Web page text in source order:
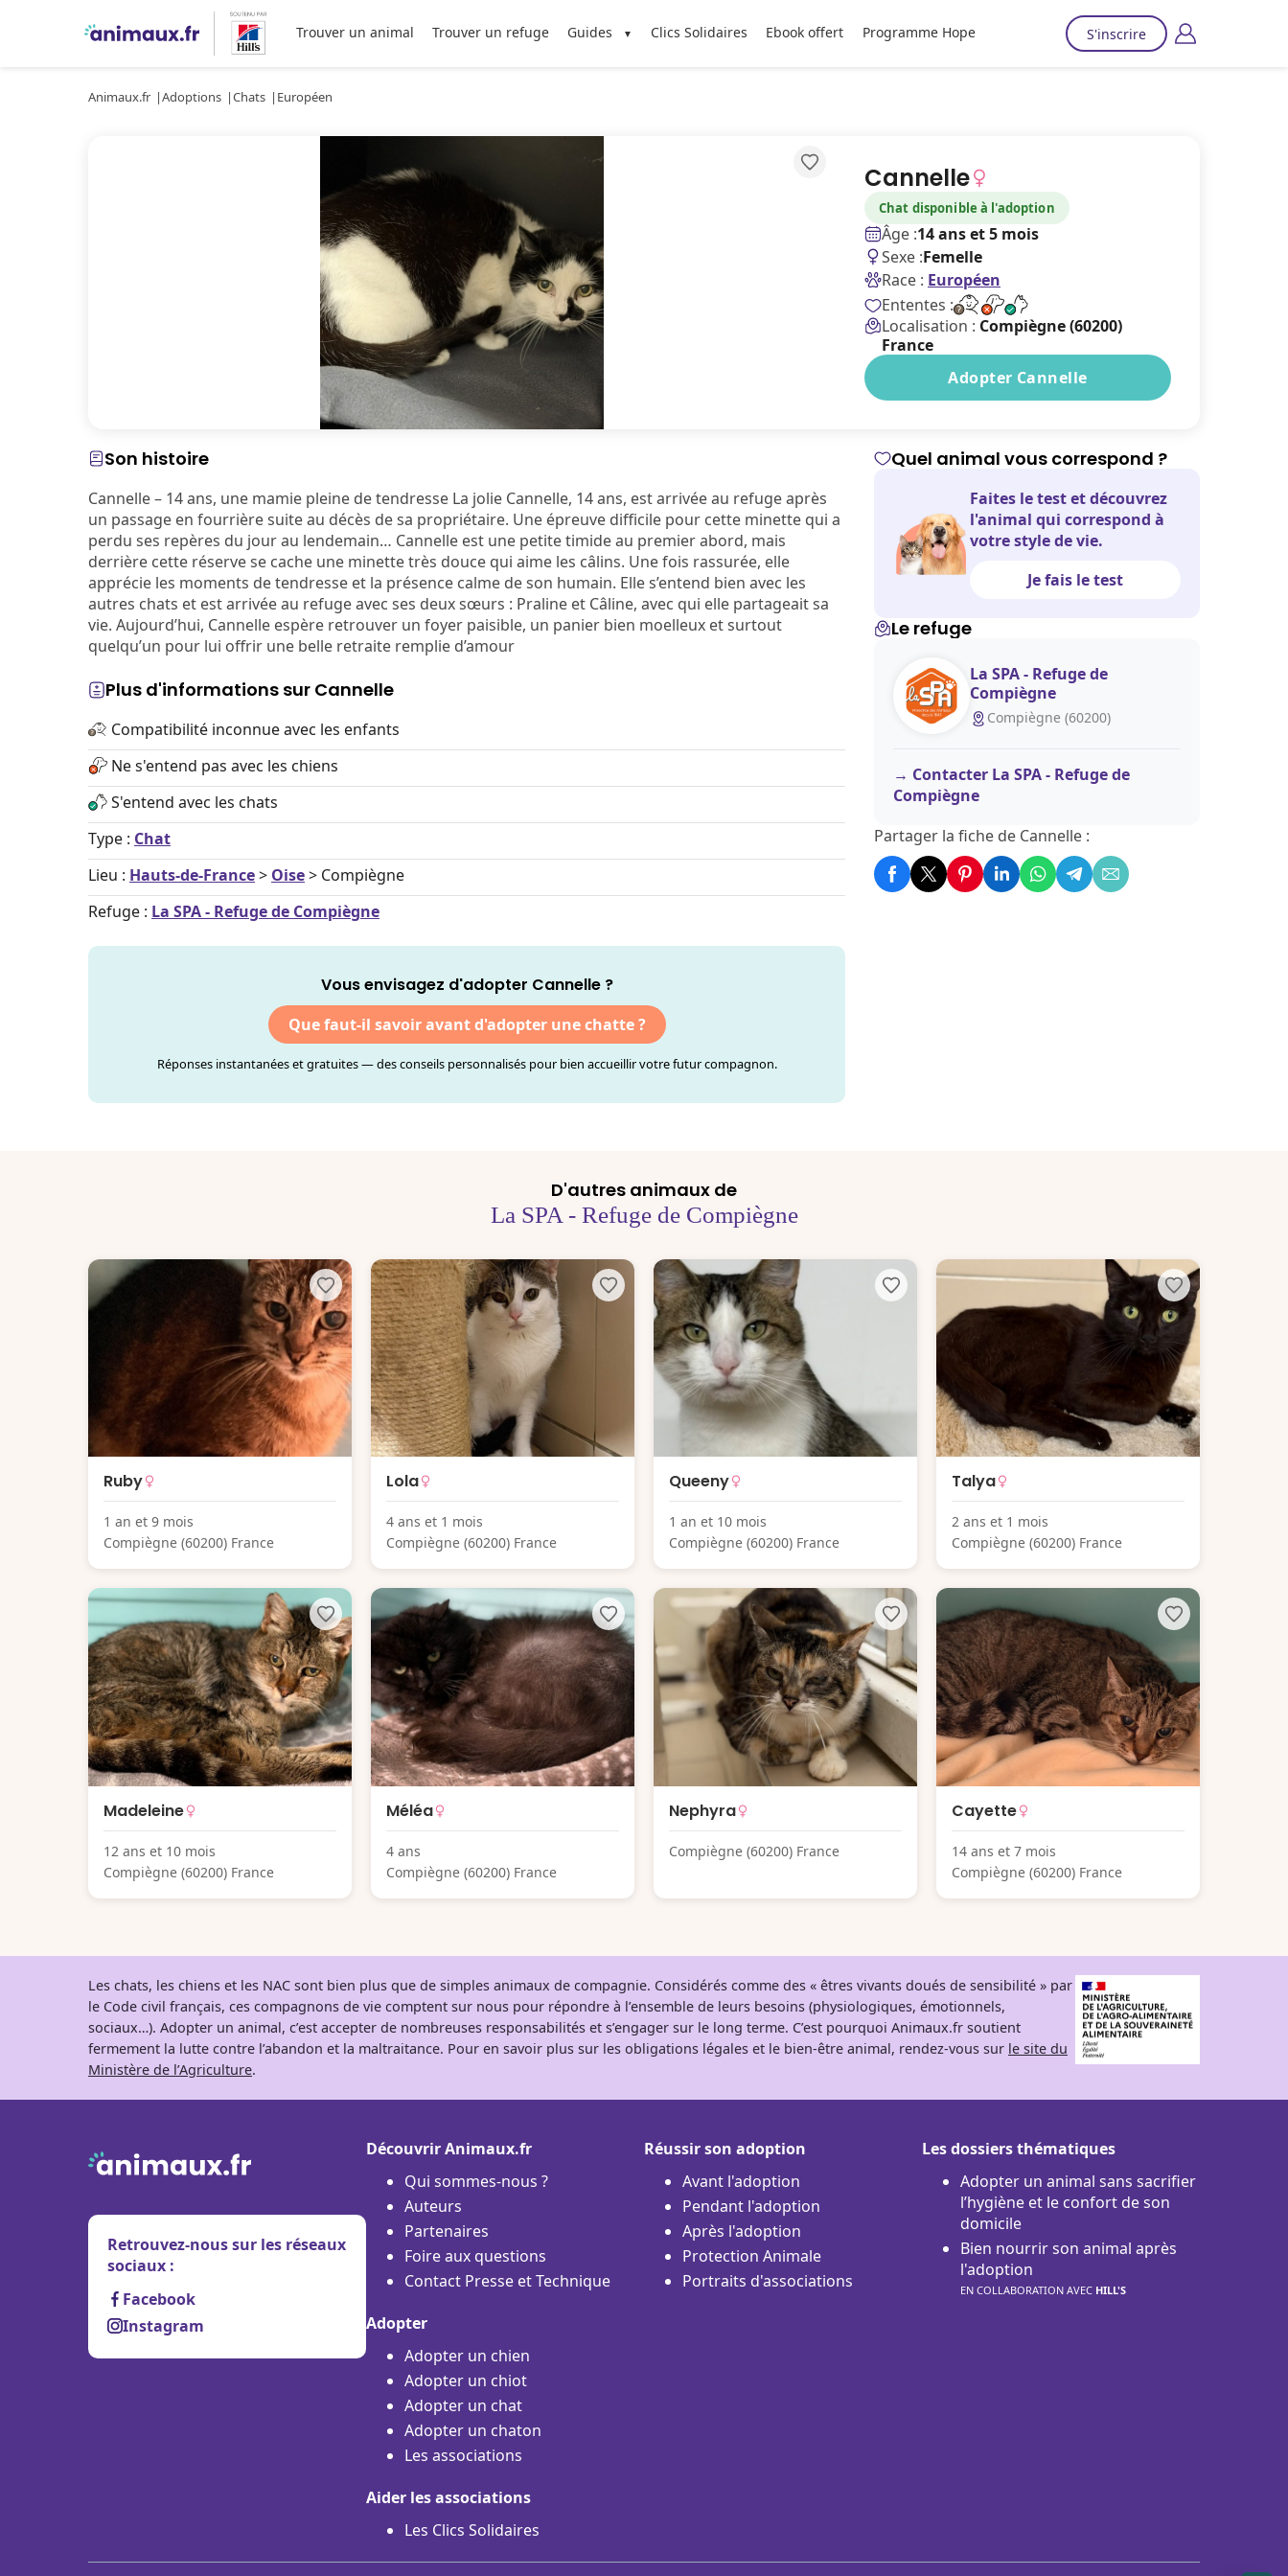
Trouver un animal Trouver un refuge Guides Clics Solidaires Ebook offert Programme Hope S'inscrire
Animaux.fr Adoptions Chats Européen
Cannelle
Chat disponible à l'adoption
Âge :14 ans et 5 mois
Sexe :Femelle
Race : Européen
Ententes :
Localisation : Compiègne (60200)
France
Adopter Cannelle
Son histoire
Cannelle – 14 ans, une mamie pleine de tendresse La jolie Cannelle, 14 ans, est arrivée au refuge après
un passage en fourrière suite au décès de sa propriétaire. Une épreuve difficile pour cette minette qui a
perdu ses repères du jour au lendemain… Cannelle est une petite timide au premier abord, mais
derrière cette réserve se cache une minette très douce qui aime les câlins. Une fois rassurée, elle
apprécie les moments de tendresse et la présence calme de son humain. Elle s’entend bien avec les
autres chats et est arrivée au refuge avec ses deux sœurs : Praline et Câline, avec qui elle partageait sa
vie. Aujourd’hui, Cannelle espère retrouver un foyer paisible, un panier bien moelleux et surtout
quelqu’un pour lui offrir une belle retraite remplie d’amour
Plus d'informations sur Cannelle
Compatibilité inconnue avec les enfants
Ne s'entend pas avec les chiens
S'entend avec les chats
Type : Chat
Lieu : Hauts-de-France> Oise> Compiègne
Refuge : La SPA - Refuge de Compiègne
Vous envisagez d'adopter Cannelle ?
Que faut-il savoir avant d'adopter une chatte ?
Réponses instantanées et gratuites — des conseils personnalisés pour bien accueillir votre futur compagnon.
Quel animal vous correspond ?
Faites le test et découvrez
l'animal qui correspond à
votre style de vie.
Je fais le test
Le refuge
La SPA - Refuge de
Compiègne
Compiègne (60200)
Contacter La SPA - Refuge de
Compiègne
Partager la fiche de Cannelle :
D'autres animaux de
La SPA - Refuge de Compiègne
Ruby
1 an et 9 mois
Compiègne (60200) France
Lola
4 ans et 1 mois
Compiègne (60200) France
Queeny
1 an et 10 mois
Compiègne (60200) France
Talya
2 ans et 1 mois
Compiègne (60200) France
Madeleine
12 ans et 10 mois
Compiègne (60200) France
Méléa
4 ans
Compiègne (60200) France
Nephyra
Compiègne (60200) France
Cayette
14 ans et 7 mois
Compiègne (60200) France
Les chats, les chiens et les NAC sont bien plus que de simples animaux de compagnie. Considérés comme des « êtres vivants doués de sensibilité » par
le Code civil français, ces compagnons de vie comptent sur nous pour répondre à l’ensemble de leurs besoins (physiologiques, émotionnels,
sociaux…). Adopter un animal, c’est accepter de nombreuses responsabilités et s’engager sur le long terme. C’est pourquoi Animaux.fr soutient
fermement la lutte contre l’abandon et la maltraitance. Pour en savoir plus sur les obligations légales et le bien-être animal, rendez-vous sur le site du
Ministère de l’Agriculture.
Retrouvez-nous sur les réseaux
sociaux :
Facebook
Instagram
Découvrir Animaux.fr
Qui sommes-nous ?
Auteurs
Partenaires
Foire aux questions
Contact Presse et Technique
Adopter
Adopter un chien
Adopter un chiot
Adopter un chat
Adopter un chaton
Les associations
Aider les associations
Les Clics Solidaires
Réussir son adoption
Avant l'adoption
Pendant l'adoption
Après l'adoption
Protection Animale
Portraits d'associations
Les dossiers thématiques
Adopter un animal sans sacrifier
l’hygiène et le confort de son
domicile
Bien nourrir son animal après
l'adoption
EN COLLABORATION AVEC HILL'S